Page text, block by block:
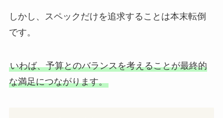
しかし、スペックだけを追求することは本末転倒
です。
いわば、予算とのバランスを考えることが最終的
な満足につながります。